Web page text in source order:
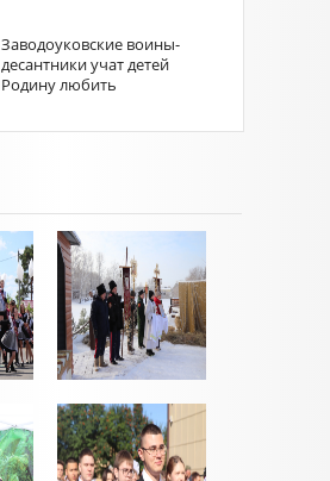
Заводоуковские воины-
десантники учат детей
Родину любить